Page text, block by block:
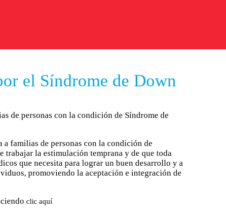
el Síndrome de Down
de personas con la condición de Síndrome de
familias de personas con la condición de
trabajar la estimulación temprana y de que toda
que necesita para lograr un buen desarrollo y a
promoviendo la aceptación e integración de
clic aquí